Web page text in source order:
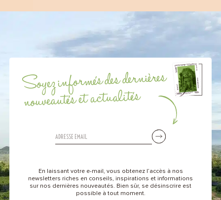
Soyez informés des dernières
nouveautés et actualités
En laissant votre e-mail, vous obtenez l’accès à nos
newsletters riches en conseils, inspirations et informations
sur nos dernières nouveautés. Bien sûr, se désinscrire est
possible à tout moment.